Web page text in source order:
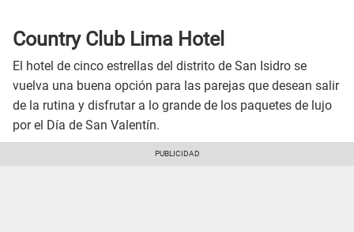
Country Club Lima Hotel
El hotel de cinco estrellas del distrito de San Isidro se
vuelva una buena opción para las parejas que desean salir
de la rutina y disfrutar a lo grande de los paquetes de lujo
por el Día de San Valentín.